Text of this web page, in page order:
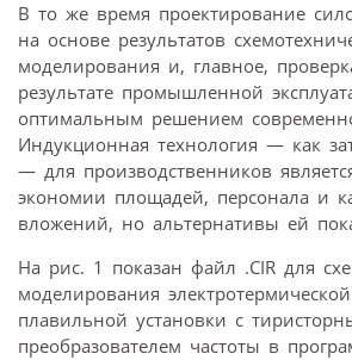
В то же время проектирование
на основе результатов
моделирования и, главное,
результате промышленной
оптимальным решением
Индукционная технология — как
— для производственников
экономии площадей, персонала и
вложений, но альтернативы ей
На рис. 1 показан файл .CIR для
моделирования
плавильной установки с
преобразователем частоты в